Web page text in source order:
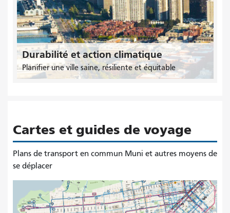
Durabilité et action climatique
Planifier une ville saine, résiliente et équitable
Cartes et guides de voyage
Plans de transport en commun Muni et autres moyens de
se déplacer